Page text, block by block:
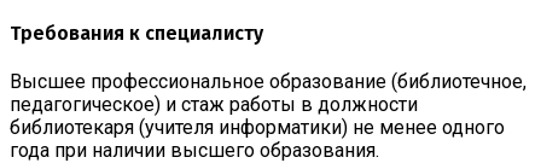
Требования к специалисту
Высшее профессиональное образование (библиотечное,
педагогическое) и стаж работы в должности
библиотекаря (учителя информатики) не менее одного
года при наличии высшего образования.